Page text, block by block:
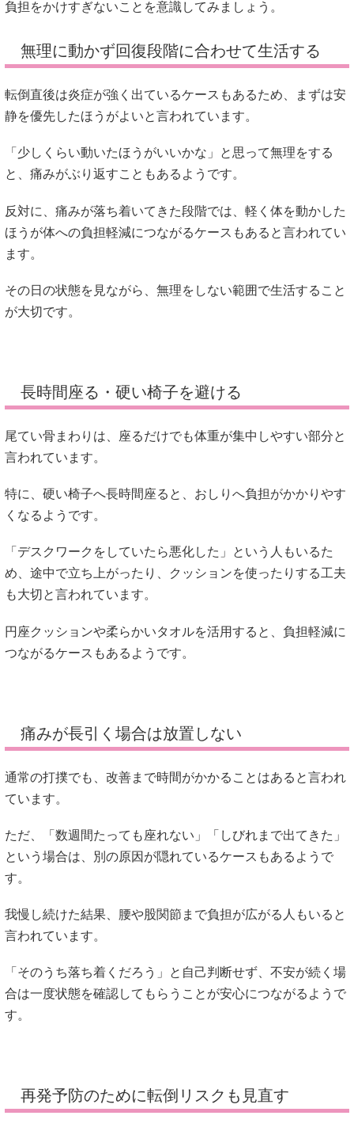
負担をかけすぎないことを意識してみましょう。
無理に動かず回復段階に合わせて生活する
転倒直後は炎症が強く出ているケースもあるため、まずは安
静を優先したほうがよいと言われています。
「少しくらい動いたほうがいいかな」と思って無理をする
と、痛みがぶり返すこともあるようです。
反対に、痛みが落ち着いてきた段階では、軽く体を動かした
ほうが体への負担軽減につながるケースもあると言われてい
ます。
その日の状態を見ながら、無理をしない範囲で生活すること
が大切です。
長時間座る・硬い椅子を避ける
尾てい骨まわりは、座るだけでも体重が集中しやすい部分と
言われています。
特に、硬い椅子へ長時間座ると、おしりへ負担がかかりやす
くなるようです。
「デスクワークをしていたら悪化した」という人もいるた
め、途中で立ち上がったり、クッションを使ったりする工夫
も大切と言われています。
円座クッションや柔らかいタオルを活用すると、負担軽減に
つながるケースもあるようです。
痛みが長引く場合は放置しない
通常の打撲でも、改善まで時間がかかることはあると言われ
ています。
ただ、「数週間たっても座れない」「しびれまで出てきた」
という場合は、別の原因が隠れているケースもあるようで
す。
我慢し続けた結果、腰や股関節まで負担が広がる人もいると
言われています。
「そのうち落ち着くだろう」と自己判断せず、不安が続く場
合は一度状態を確認してもらうことが安心につながるようで
す。
再発予防のために転倒リスクも見直す